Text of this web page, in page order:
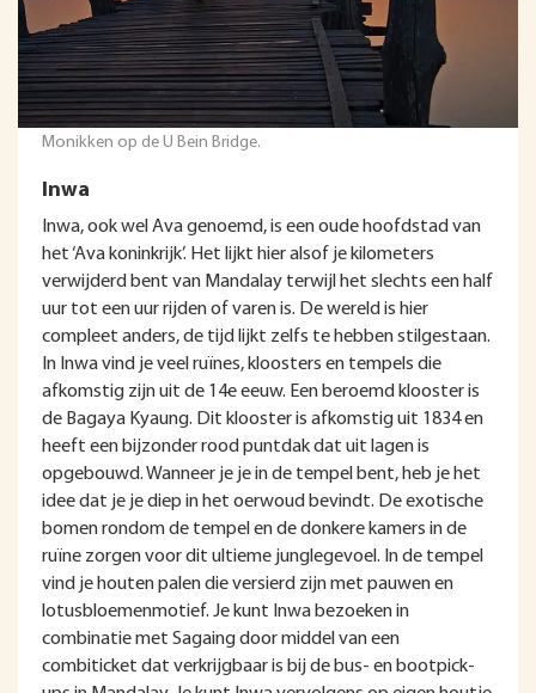
Monikken op de U Bein Bridge.
Inwa
Inwa, ook wel Ava genoemd, is een oude hoofdstad van
het ‘Ava koninkrijk’. Het lijkt hier alsof je kilometers
verwijderd bent van Mandalay terwijl het slechts een half
uur tot een uur rijden of varen is. De wereld is hier
compleet anders, de tijd lijkt zelfs te hebben stilgestaan.
In Inwa vind je veel ruïnes, kloosters en tempels die
afkomstig zijn uit de 14e eeuw. Een beroemd klooster is
de Bagaya Kyaung. Dit klooster is afkomstig uit 1834 en
heeft een bijzonder rood puntdak dat uit lagen is
opgebouwd. Wanneer je je in de tempel bent, heb je het
idee dat je je diep in het oerwoud bevindt. De exotische
bomen rondom de tempel en de donkere kamers in de
ruïne zorgen voor dit ultieme junglegevoel. In de tempel
vind je houten palen die versierd zijn met pauwen en
lotusbloemenmotief. Je kunt Inwa bezoeken in
combinatie met Sagaing door middel van een
combiticket dat verkrijgbaar is bij de bus- en bootpick-